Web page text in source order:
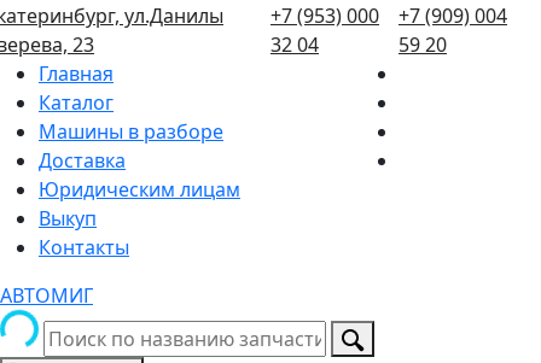
ул.Данилы
23
+7 (953) 000
32 04
+7 (909) 004
59 20
Главная
Каталог
Машины в разборе
Доставка
Юридическим лицам
Выкуп
Контакты
АВТОМИГ